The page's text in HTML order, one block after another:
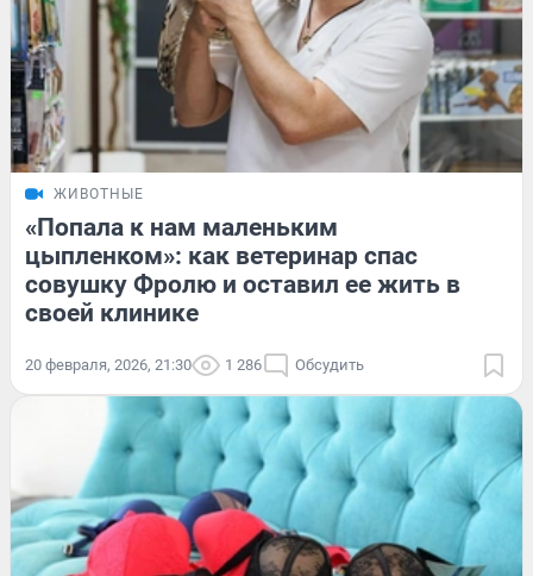
ЖИВОТНЫЕ
«Попала к нам маленьким
цыпленком»: как ветеринар спас
совушку Фролю и оставил ее жить в
своей клинике
20 февраля, 2026, 21:30 1 286 Обсудить